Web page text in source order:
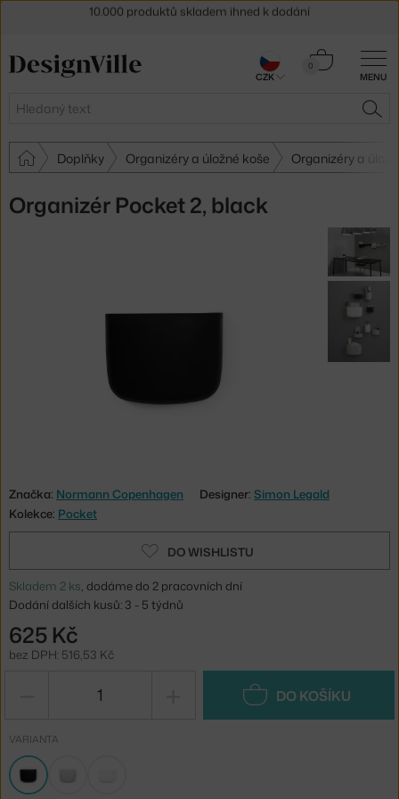
MENU
Hledat
0
Košík
Doplňky Organizéry a úložné koše Organizéry a
Organizér Pocket 2, black
Značka: Normann Copenhagen Designer: Simon Legald
Kolekce: Pocket
DO WISHLISTU
Skladem 2 ks, dodáme do 2 pracovních dní
Dodání dalších kusů: 3 - 5 týdnů
625 Kč
bez DPH: 516,53 Kč
DO KOŠÍKU
VARIANTA
30 dní na vrácení zboží
CZK